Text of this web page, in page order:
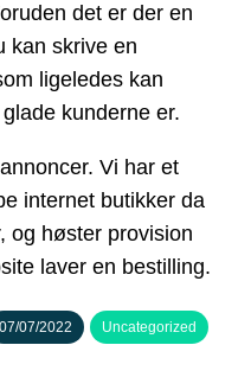
det er der en
kan skrive en
ligeledes kan
kunderne er.
Vi har et
internet butikker da
og høster provision
laver en bestilling.
07/07/2022 Uncategorized